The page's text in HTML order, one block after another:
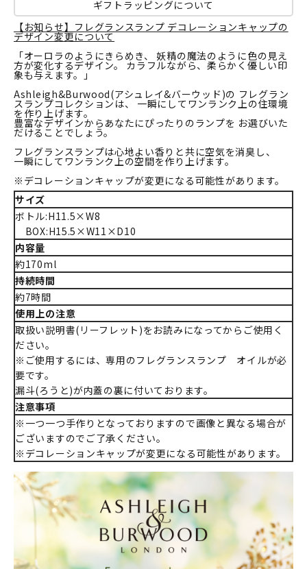
ギフトラッピングについて
【お知らせ】フレグランスランプ デコレーションキャップの
デザイン変更について
「オーロラのようにきらめき、 妖精の魔法のように色の見え
方が変化するデザイン。 カラフルながら、柔らかく優しい印
象も与えます。」
Ashleigh&Burwood(アシュレイ&バーウッド)の フレグラン
スランプコレクションは、 一瞬にしてワンランク上の住環境
を作り上げます。
豊富なデザインからあなたにぴったりのランプを お選びいた
だけることでしょう。
フレグランスランプは心地よい香りと共に空気を消臭し、
一瞬にしてワンランク上の空間を作り上げます。
※デコレーションキャップが変更になる可能性があります。
サイズ
ボトル:H11.5×W8
BOX:H15.5×W11×D10
内容量
約170ml
持続時間
約7時間
使用上の注意
取扱い説明書(リーフレット)をお読みになってからご使用く
ださい。
※ご使用するには、専用のフレグランスランプ オイルが必
要です。
漏斗(ろうと)が内蓋の裏に付いております。
注意事項
※一つ一つ手作りとなっておりますので画像と異なる場合が
ございますのでご了承ください。
※デコレーションキャップが変更になる可能性があります。